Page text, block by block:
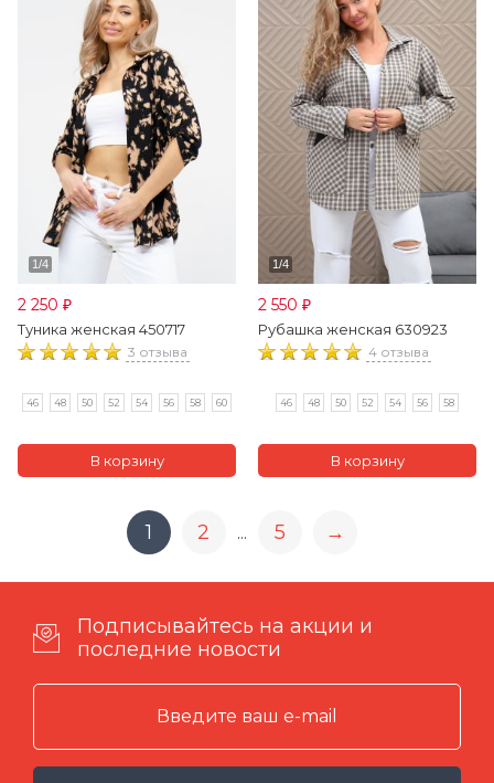
2 250 ₽
Туника женская 450717
3 отзыва
46 48 50 52 54 56 58 60
2 550 ₽
Рубашка женская 630923
4 отзыва
46 48 50 52 54 56 58
1 2 ... 5 →
Подписывайтесь на акции и
последние новости